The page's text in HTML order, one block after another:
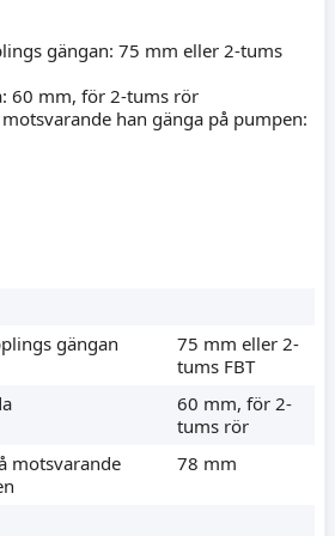
gängan: 75 mm eller 2-tums
60 mm, för 2-tums rör
han gänga på pumpen:
gängan
75 mm eller 2-
tums FBT
60 mm, för 2-
tums rör
motsvarande
78 mm